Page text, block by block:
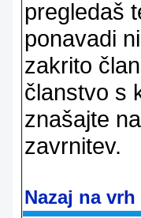
pregledaš
ponavadi
zakrito
članstvo s
znašajte
zavrnitev.
Nazaj na vrh